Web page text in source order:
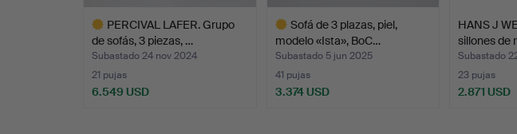
PERCIVAL LAFER. Grupo
de sofás, 3 piezas, …
Subastado 24 nov 2024
21 pujas
6.549 USD
Sofá de 3 plazas, piel,
modelo «Ista», BoC…
Subastado 5 jun 2025
41 pujas
3.374 USD
HANS J
sillones de
Subastado
23 pujas
2.871 USD